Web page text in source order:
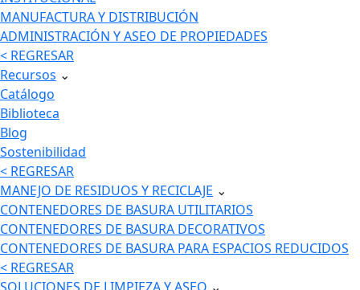
MANUFACTURA Y DISTRIBUCIÓN
ADMINISTRACIÓN Y ASEO DE PROPIEDADES
< REGRESAR
Recursos ⌄
Catálogo
Biblioteca
Blog
Sostenibilidad
< REGRESAR
MANEJO DE RESIDUOS Y RECICLAJE ⌄
CONTENEDORES DE BASURA UTILITARIOS
CONTENEDORES DE BASURA DECORATIVOS
CONTENEDORES DE BASURA PARA ESPACIOS REDUCIDOS
< REGRESAR